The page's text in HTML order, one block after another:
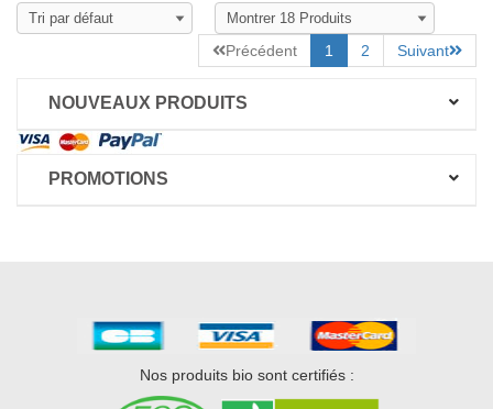
Précédent 1 2 Suivant
NOUVEAUX PRODUITS
PROMOTIONS
Nos produits bio sont certifiés :